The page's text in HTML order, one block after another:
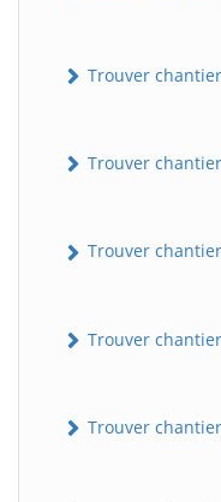
Trouver
Trouver
Trouver
Trouver
Trouver